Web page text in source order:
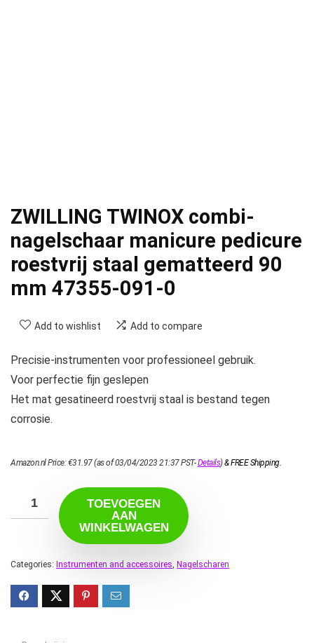
ZWILLING TWINOX combi-
nagelschaar manicure pedicure
roestvrij staal gematteerd 90
mm 47355-091-0
Add to wishlist Add to compare
Precisie-instrumenten voor professioneel gebruik.
Voor perfectie fijn geslepen
Het mat gesatineerd roestvrij staal is bestand tegen
corrosie.
Amazon.nl Price:€31.97(as of 03/04/2023 21:37 PST-Details)&FREE Shipping.
TOEVOEGEN
AAN
WINKELWAGEN
Categories: Instrumenten and accessoires, Nagelscharen